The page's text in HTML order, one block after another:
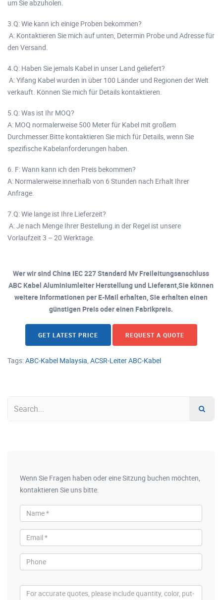
um Sie abzuholen.
3.Q: Wie kann ich einige Proben bekommen?
A: Kontaktieren Sie mich auf unten, Determin Probe und Adresse für
den Versand.
4.Q: Haben Sie jemals Kabel in unser Land geliefert?
A: Yifang Kabel wurden in über 100 Länder und Regionen der Welt
verkauft. Können Sie mich für Details kontaktieren.
5.Q: Was ist Ihr MOQ?
A: MOQ normalerweise 500 Meter für Kabel mit großem
Durchmesser.Bitte kontaktieren Sie mich für Details, wenn Sie
spezifische Kabelanforderungen haben.
6. F: Wann kann ich den Preis bekommen?
A: Normalerweise innerhalb von 6 Stunden nach Erhalt Ihrer
Anfrage.
7.Q: Wie lange ist Ihre Lieferzeit?
A: Je nach Menge Ihrer Bestellung.in der Regel ist unsere
Vorlaufzeit 3 – 20 Werktage.
Wer wir sind China IEC 227 Standard Mv Freileitungsanschluss
ABC Kabel Aluminiumleiter Herstellung und Lieferant,Sie können
weitere Informationen per E-Mail erhalten, Sie erhalten einen
günstigen Preis oder einen Fabrikpreis.
GET LATEST PRICE REQUEST A QUOTE
Tags:ABC-Kabel Malaysia, ACSR-Leiter ABC-Kabel
Wenn Sie Fragen haben oder eine Sitzung buchen möchten,
kontaktieren Sie uns bitte.